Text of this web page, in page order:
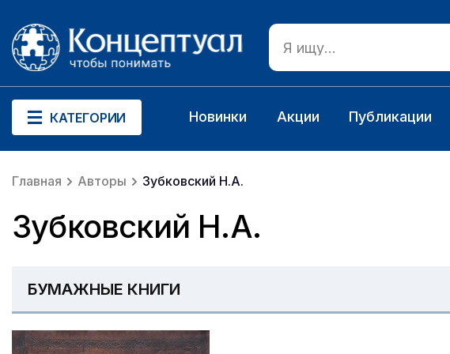
КАТЕГОРИИ Новинки Акции Публикации
Главная Авторы Зубковский Н.А.
Зубковский Н.А.
БУМАЖНЫЕ КНИГИ